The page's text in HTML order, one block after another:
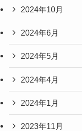
2024年10月
2024年6月
2024年5月
2024年4月
2024年1月
2023年11月